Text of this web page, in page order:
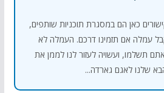
כאן הם במסגרת תוכניות שותפים,
עמלה אם תזמינו דרכם. העמלה לא
תשלמו, ועשויה לעזור לנו לממן את
שלנו לאגם גארדה...